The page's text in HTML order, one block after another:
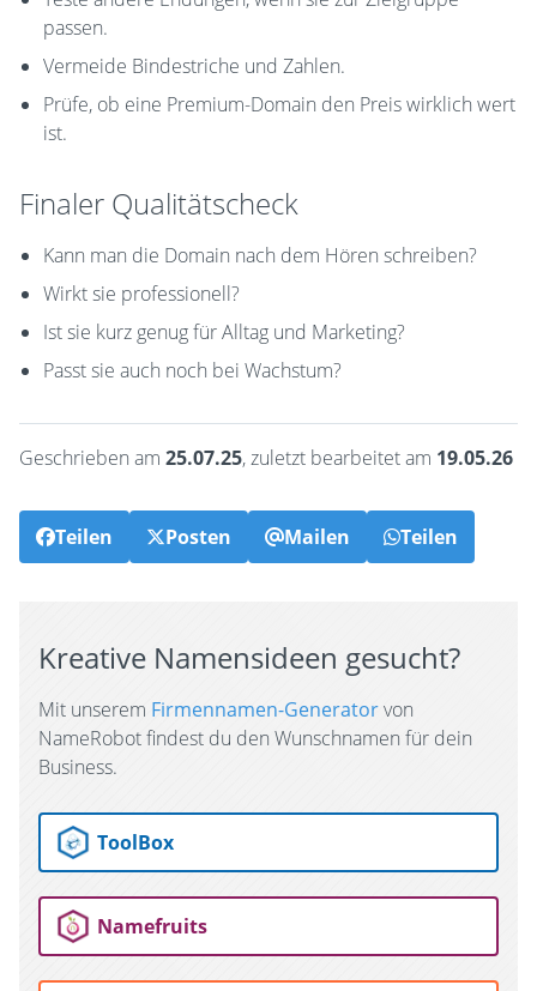
passen.
Vermeide Bindestriche und Zahlen.
Prüfe, ob eine Premium-Domain den Preis wirklich wert
ist.
Finaler Qualitätscheck
Kann man die Domain nach dem Hören schreiben?
Wirkt sie professionell?
Ist sie kurz genug für Alltag und Marketing?
Passt sie auch noch bei Wachstum?
Geschrieben am 25.07.25, zuletzt bearbeitet am 19.05.26
Teilen Posten Mailen Teilen
Kreative Namensideen gesucht?
Mit unserem Firmennamen-Generatorvon
NameRobot findest du den Wunschnamen für dein
Business.
ToolBox
Namefruits